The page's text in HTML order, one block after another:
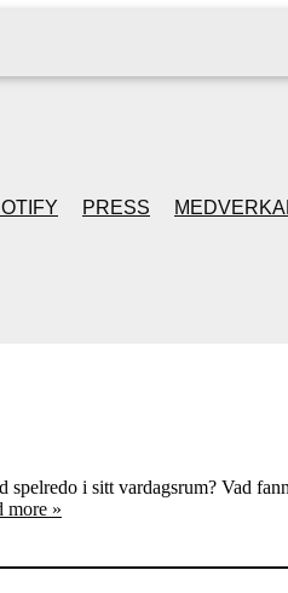
PRESS
i sitt vardagsrum? Vad
more »